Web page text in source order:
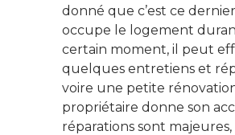
donné que c’est ce
occupe le logement
certain moment, il peut
quelques entretiens et
voire une petite
propriétaire donne son
réparations sont majeures,